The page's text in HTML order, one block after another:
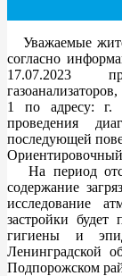
Уважаемые
согласно
17.07.2023
1 по адресу: г.
проведения
последующей
Ориентировочный
На период
содержание
исследование
застройки
гигиены и
Ленинградской
Подпорожском